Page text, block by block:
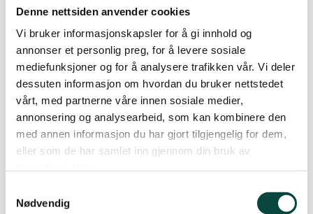
Denne nettsiden anvender cookies
Vi bruker informasjonskapsler for å gi innhold og
annonser et personlig preg, for å levere sosiale
mediefunksjoner og for å analysere trafikken vår. Vi deler
dessuten informasjon om hvordan du bruker nettstedet
vårt, med partnerne våre innen sosiale medier,
annonsering og analysearbeid, som kan kombinere den
med annen informasjon du har gjort tilgjengelig for dem,
eller som de har samlet inn gjennom din bruk av
Nødvendig
Alle plante- og dyrearter har livets rett, og dette
har regjeringen nå begynt å ta på alvor. Ikke
minst har SV og deler av Arbeiderpartiet tatt
ansvar for miljøet, som det står respekt av.
2010 målet; å sikre biologisk mangfold, er en del
av Norges internasjonale forpliktelser.
Regjeringens Trillemarkavern er et viktig steg
mot dette målet.